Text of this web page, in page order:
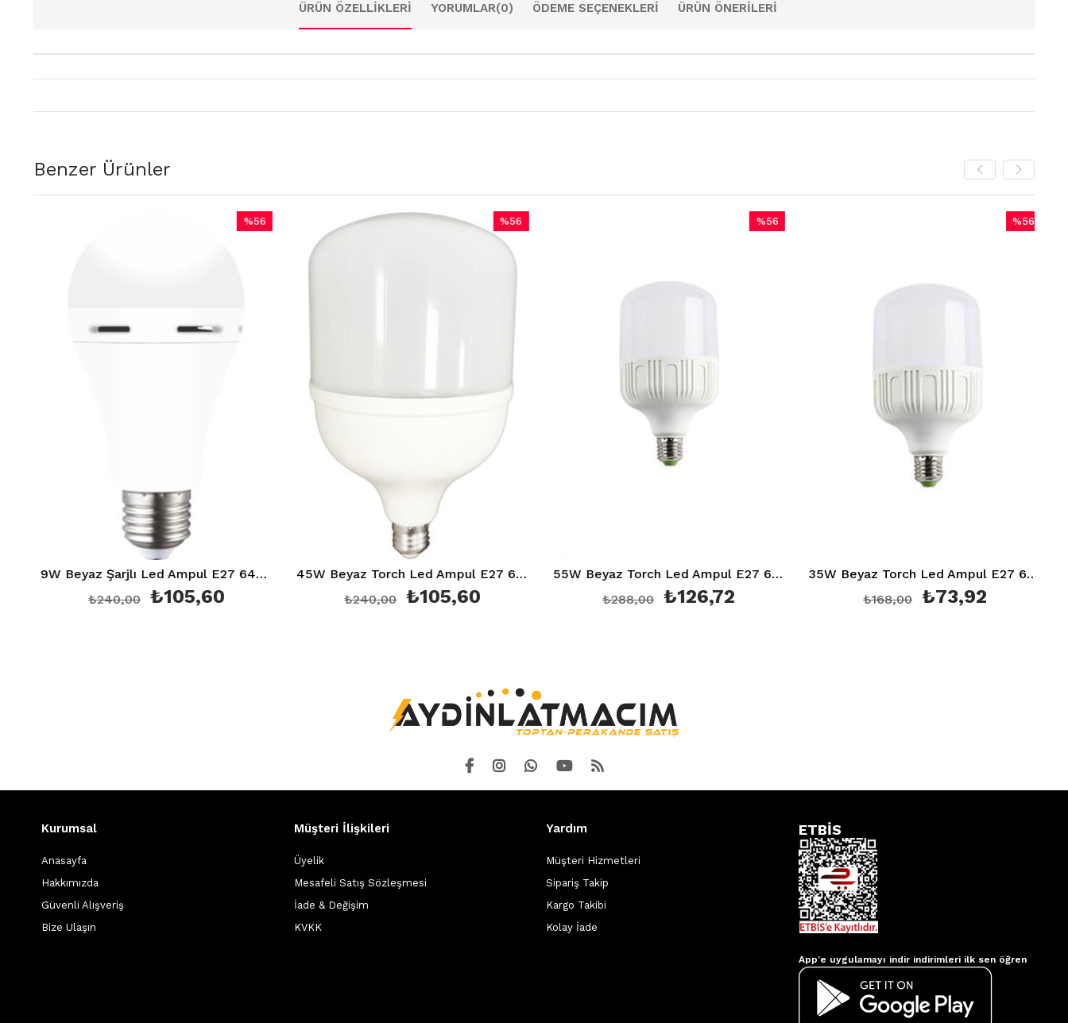
ÜRÜN ÖZELLIKLERI YORUMLAR(0) ÖDEME SEÇENEKLERI ÜRÜN ÖNERILERI
Benzer Ürünler
9W Beyaz Şarjlı Led Ampul E27 6400K Ct 4229
₺105,60
₺240,00
%56
45W Beyaz Torch Led Ampul E27 6400K Ct 4242
₺105,60
₺240,00
%56
İndirim
%56İndirim
55W Beyaz Torch Led Ampul E27 6400K Ct 4262
₺126,72
₺288,00
%56
35W Beyaz Torch Led Ampul E27 6400K Ct4263
₺73,92
₺168,00
%56
Kurumsal
Anasayfa
Hakkımızda
Güvenli Alışveriş
Bize Ulaşın
Müşteri İlişkileri
Üyelik
Mesafeli Satış Sözleşmesi
İade & Değişim
KVKK
Yardım
Müşteri Hizmetleri
Sipariş Takip
Kargo Takibi
Kolay İade
ETBİS
App’e uygulamayı indir indirimleri ilk sen öğren